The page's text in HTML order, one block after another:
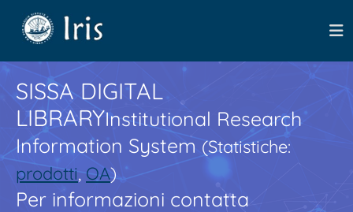
SISSA DIGITAL
LIBRARYInstitutional Research
Information System(Statistiche:
prodotti,OA)
Per informazioni contatta